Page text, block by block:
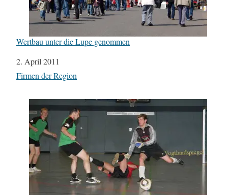
Wertbau unter die Lupe genommen
Datum
2. April 2011
In Bezug auf
Firmen der Region